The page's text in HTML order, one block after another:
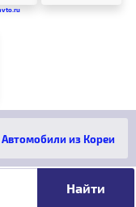
Автомобили из Кореи
аппаратура